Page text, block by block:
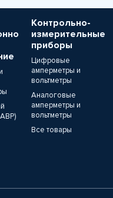
Контрольно-
измерительные
приборы
Цифровые
амперметры и
вольтметры
Аналоговые
амперметры и
вольтметры
Все товары